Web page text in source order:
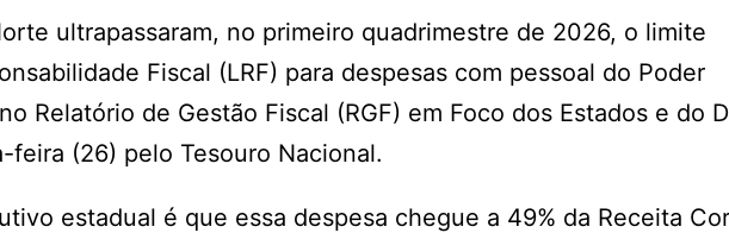
ultrapassaram, no primeiro quadrimestre de 2026, o limite
Fiscal (LRF) para despesas com pessoal do Poder
Relatório de Gestão Fiscal (RGF) em Foco dos Estados e do
(26) pelo Tesouro Nacional.
estadual é que essa despesa chegue a 49% da Receita